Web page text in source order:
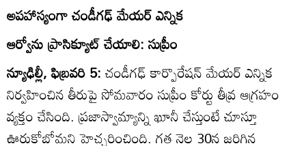
అపహాస్యంగా చండీగఢ్‌ మేయర్‌ ఎన్నిక
ఆర్వోను ప్రాసిక్యూట్‌ చేయాలి: సుప్రీం
న్యూఢిల్లీ, ఫిబ్రవరి 5:చండీగఢ్‌ కార్పొరేషన్‌ మేయర్‌ ఎన్నిక
నిర్వహించిన తీరుపై సోమవారం సుప్రీం కోర్టు తీవ్ర ఆగ్రహం
వ్యక్తం చేసింది. ప్రజాస్వామ్యాన్ని ఖూనీ చేస్తుంటే చూస్తూ
ఊరుకోబోమని హెచ్చరించింది. గత నెల 30న జరిగిన